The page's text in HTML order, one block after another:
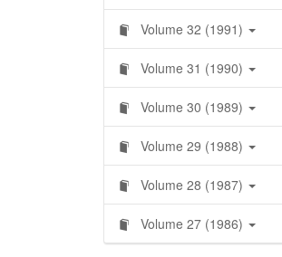
Volume 32 (1991)
Volume 31 (1990)
Volume 30 (1989)
Volume 29 (1988)
Volume 28 (1987)
Volume 27 (1986)